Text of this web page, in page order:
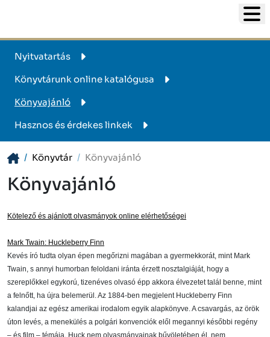
Nyitvatartás
Könyvtárunk online katalógusa
Könyvajánló
Hasznos és érdekes linkek
Könyvtár Könyvajánló
Könyvajánló
Kötelező és ajánlott olvasmányok online elérhetőségei
Mark Twain: Huckleberry Finn
Kevés író tudta olyan épen megőrizni magában a gyermekkorát, mint Mark
Twain, s annyi humorban feloldani iránta érzett nosztalgiáját, hogy a
szereplőkkel egykorú, tizenéves olvasó épp akkora élvezetet talál benne, mint
a felnőtt, ha újra belemerül. Az 1884-ben megjelent Huckleberry Finn
kalandjai az egész amerikai irodalom egyik alapkönyve. A csavargás, az örök
úton levés, a menekülés a polgári konvenciók elől megannyi későbbi regény
– és film – témája. Huck nem olvasmányainak bűvöletében él, nem